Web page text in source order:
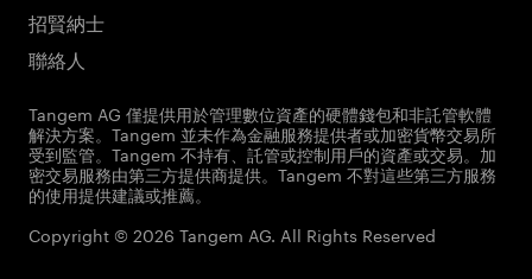
招賢納士
聯絡人
Tangem AG 僅提供用於管理數位資產的硬體錢包和非託管軟體
解決方案。Tangem 並未作為金融服務提供者或加密貨幣交易所
受到監管。Tangem 不持有、託管或控制用戶的資產或交易。加
密交易服務由第三方提供商提供。Tangem 不對這些第三方服務
的使用提供建議或推薦。